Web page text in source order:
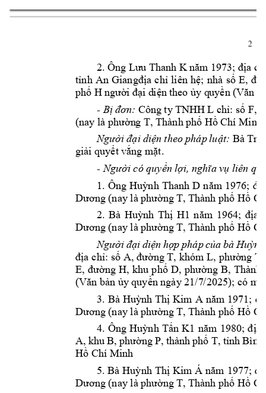
2
2. Ông Lưu Thanh K năm 1973; địa
tỉnh An Giangđịa chỉ liên hệ; nhà số E, đ
phố H người đại diện theo ủy quyền (Văn
- Bị đơn: Công ty TNHH L chỉ: số F,
(nay là phường T, Thành phố Hồ Chí Minh
Người đại diện theo pháp luật: Bà
giải quyết vắng mặt.
- Người có quyền lợi, nghĩa vụ liên
1. Ông Huỳnh Thanh D năm 1976; đ
Dương (nay là phường T, Thành phố Hồ C
2. Bà Huỳnh Thị H1 năm 1964; địa
Dương (nay là phường T, Thành phố Hồ C
Người đại diện hợp pháp của bà
địa chỉ: số A, đường T, khóm L, phường T,
E, đường H, khu phố D, phường B, Thành
(Văn bản ủy quyền ngày 21/7/2025); có m
3. Bà Huỳnh Thị Kim A năm 1971; đị
Dương (nay là phường T, Thành phố Hồ C
4. Ông Huỳnh Tấn K1 năm 1980; địa
A, khu B, phường P, thành phố T, tỉnh Bình
Hồ Chí Minh
5. Bà Huỳnh Thị Kim Á năm 1977;
Dương (nay là phường T, Thành phố Hồ C